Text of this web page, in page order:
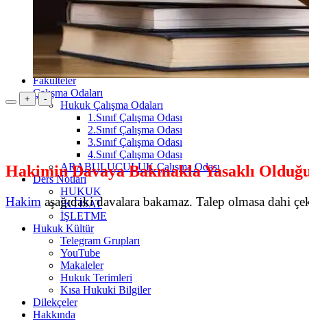
Mikro İktisat
Makro İktisat
3.Sınıf
4.Sınıf
Kamu Yönetimi Bölümü
Maliye Bölümü
Fakülteler
Çalışma Odaları
Hukuk Çalışma Odaları
1.Sınıf Çalışma Odası
2.Sınıf Çalışma Odası
3.Sınıf Çalışma Odası
4.Sınıf Çalışma Odası
ARABULUCULUK Çalışma Odası
Ders Notları
HUKUK
İKTİSAT
İŞLETME
Hukuk Kültür
Telegram Grupları
YouTube
Makaleler
Hukuk Terimleri
Kısa Hukuki Bilgiler
Dilekçeler
Hakkında
+ -
Hakimin Davaya Bakmakla Yasaklı
Hakim aşağıdaki davalara bakamaz. Talep olmasa dahi